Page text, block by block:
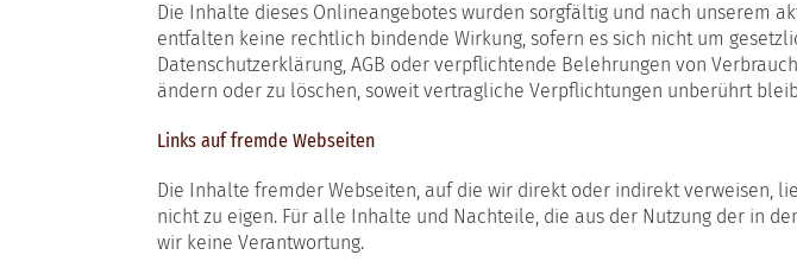
Die Inhalte dieses Onlineangebotes wurden sorgfältig und nach unserem
entfalten keine rechtlich bindende Wirkung, sofern es sich nicht um
Datenschutzerklärung, AGB oder verpflichtende Belehrungen von
ändern oder zu löschen, soweit vertragliche Verpflichtungen unberührt
Links auf fremde Webseiten
Die Inhalte fremder Webseiten, auf die wir direkt oder indirekt verweisen,
nicht zu eigen. Für alle Inhalte und Nachteile, die aus der Nutzung der in
wir keine Verantwortung.